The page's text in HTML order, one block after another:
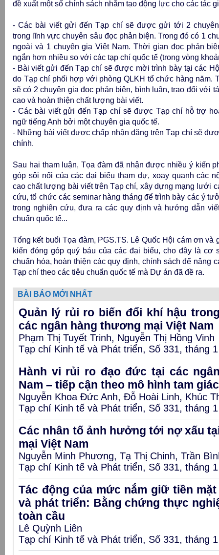
đề xuất một số chính sách nhằm tạo động lực cho các tác
- Các bài viết gửi đến Tạp chí sẽ được gửi tới 2
trong lĩnh vực chuyên sâu đọc phản biện. Trong đó có 1
ngoài và 1 chuyên gia Việt Nam. Thời gian đọc phản
ngắn hơn nhiều so với các tạp chí quốc tế (trong vòng
- Bài viết gửi đến Tạp chí sẽ được mời trình bày tại các
do Tạp chí phối hợp với phòng QLKH tổ chức hàng năm.
sẽ có 2 chuyên gia đọc phản biện, bình luận, trao đổi với
cao và hoàn thiện chất lượng bài viết.
- Các bài viết gửi đến Tạp chí sẽ được Tạp chí hỗ trợ
ngữ tiếng Anh bởi một chuyên gia quốc tế.
- Những bài viết được chấp nhận đăng trên Tạp chí sẽ
chính.
Sau hai tham luận, Tọa đàm đã nhận được nhiều ý kiến
góp sôi nổi của các đại biểu tham dự, xoay quanh các
cao chất lượng bài viết trên Tạp chí, xây dựng mạng lưới
cứu, tổ chức các seminar hàng tháng để trình bày các ý
trong nghiên cứu, đưa ra các quy định và hướng dẫn
chuẩn quốc tế...
Tổng kết buổi Tọa đàm, PGS.TS. Lê Quốc Hội cám ơn và
kiến đóng góp quý báu của các đại biểu, cho đây là cơ
chuẩn hóa, hoàn thiện các quy định, chính sách để nâng
Tạp chí theo các tiêu chuẩn quốc tế mà Dự án đã đề ra.
BÀI BÁO MỚI NHẤT
Quản lý rủi ro biến đổi khí hậu
các ngân hàng thương mại Việt Nam
Phạm Thị Tuyết Trinh, Nguyễn Thị Hồng Vinh
Tạp chí Kinh tế và Phát triển, Số 331, tháng
Hành vi rủi ro đạo đức tại các
Nam – tiếp cận theo mô hình tam
Nguyễn Khoa Đức Anh, Đỗ Hoài Linh, Khúc
Tạp chí Kinh tế và Phát triển, Số 331, tháng
Các nhân tố ảnh hưởng tới nợ xấu
mại Việt Nam
Nguyễn Minh Phương, Tạ Thị Chinh, Trần
Tạp chí Kinh tế và Phát triển, Số 331, tháng
Tác động của mức nắm giữ tiền
và phát triển: Bằng chứng thực
toàn cầu
Lê Quỳnh Liên
Tạp chí Kinh tế và Phát triển, Số 331, tháng